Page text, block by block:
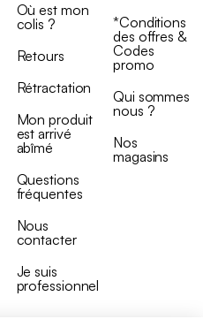
Où est mon
colis ?
Retours
Rétractation
Mon produit
est arrivé
abîmé
Questions
fréquentes
Nous
contacter
Je suis
professionnel
*Conditions
des offres &
Codes
promo
Qui sommes
nous ?
Nos
magasins